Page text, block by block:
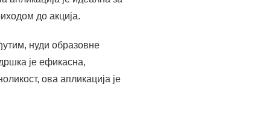
за креирање
Ворен, имаћете
ове накнаде су
инвестиција, што вам